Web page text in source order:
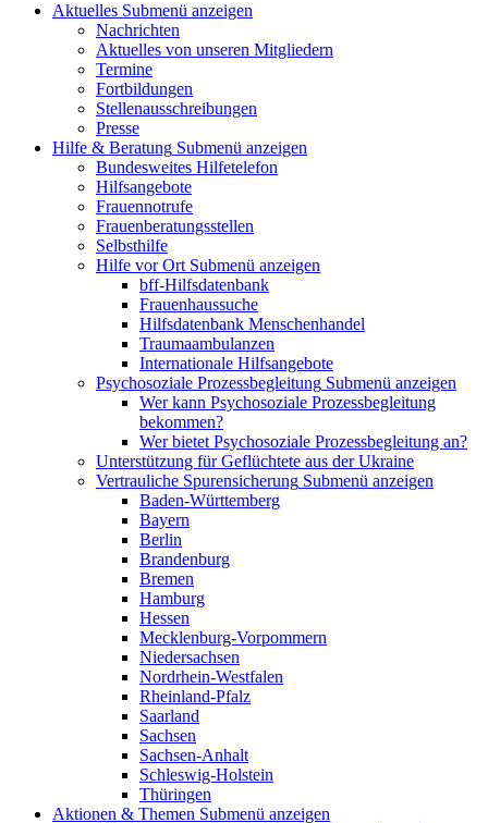
Aktuelles Submenü anzeigen
Nachrichten
Aktuelles von unseren Mitgliedern
Termine
Fortbildungen
Stellenausschreibungen
Presse
Hilfe & Beratung Submenü anzeigen
Bundesweites Hilfetelefon
Hilfsangebote
Frauennotrufe
Frauenberatungsstellen
Selbsthilfe
Hilfe vor Ort Submenü anzeigen
bff-Hilfsdatenbank
Frauenhaussuche
Hilfsdatenbank Menschenhandel
Traumaambulanzen
Internationale Hilfsangebote
Psychosoziale Prozessbegleitung Submenü anzeigen
Wer kann Psychosoziale Prozessbegleitung
bekommen?
Wer bietet Psychosoziale Prozessbegleitung an?
Unterstützung für Geflüchtete aus der Ukraine
Vertrauliche Spurensicherung Submenü anzeigen
Baden-Württemberg
Bayern
Berlin
Brandenburg
Bremen
Hamburg
Hessen
Mecklenburg-Vorpommern
Niedersachsen
Nordrhein-Westfalen
Rheinland-Pfalz
Saarland
Sachsen
Sachsen-Anhalt
Schleswig-Holstein
Thüringen
Aktionen & Themen Submenü anzeigen